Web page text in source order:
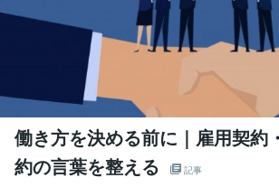
働き方を決める前に｜雇用契約
約の言葉を整える
記事